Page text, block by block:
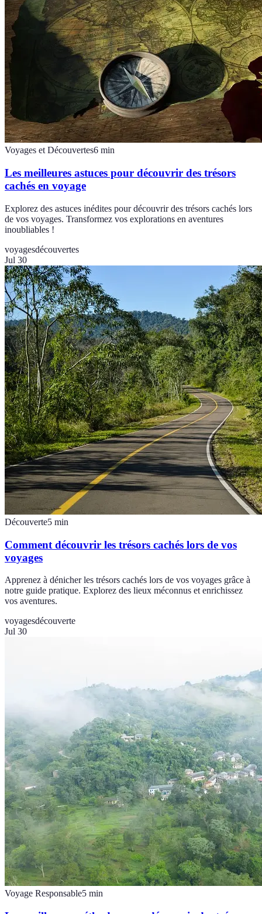
Voyages et Découvertes6 min
Les meilleures astuces pour découvrir des trésors
cachés en voyage
Explorez des astuces inédites pour découvrir des trésors cachés lors
de vos voyages. Transformez vos explorations en aventures
inoubliables !
voyagesdécouvertes
Jul 30
Découverte5 min
Comment découvrir les trésors cachés lors de vos
voyages
Apprenez à dénicher les trésors cachés lors de vos voyages grâce à
notre guide pratique. Explorez des lieux méconnus et enrichissez
vos aventures.
voyagesdécouverte
Jul 30
Voyage Responsable5 min